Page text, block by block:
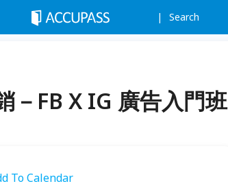
Search
－FB X IG 廣告入門班
To Calendar